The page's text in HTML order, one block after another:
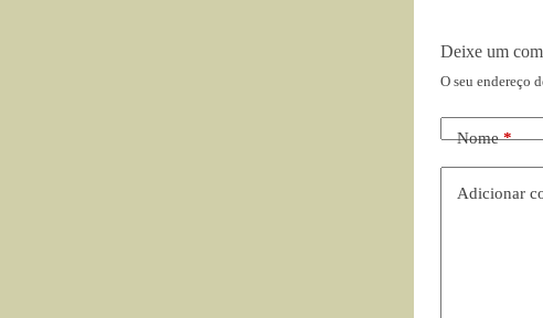
Deixe um
O seu endereço
Nome*
Adicionar